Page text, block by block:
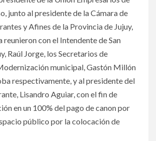
junto al presidente de la Cámara de
y Afines de la Provincia de Jujuy,
reunieron con el Intendente de San
Raúl Jorge, los Secretarios de
municipal, Gastón Millón
respectivamente, y al presidente del
Lisandro Aguiar, con el fin de
en un 100% del pago de canon por
público por la colocación de